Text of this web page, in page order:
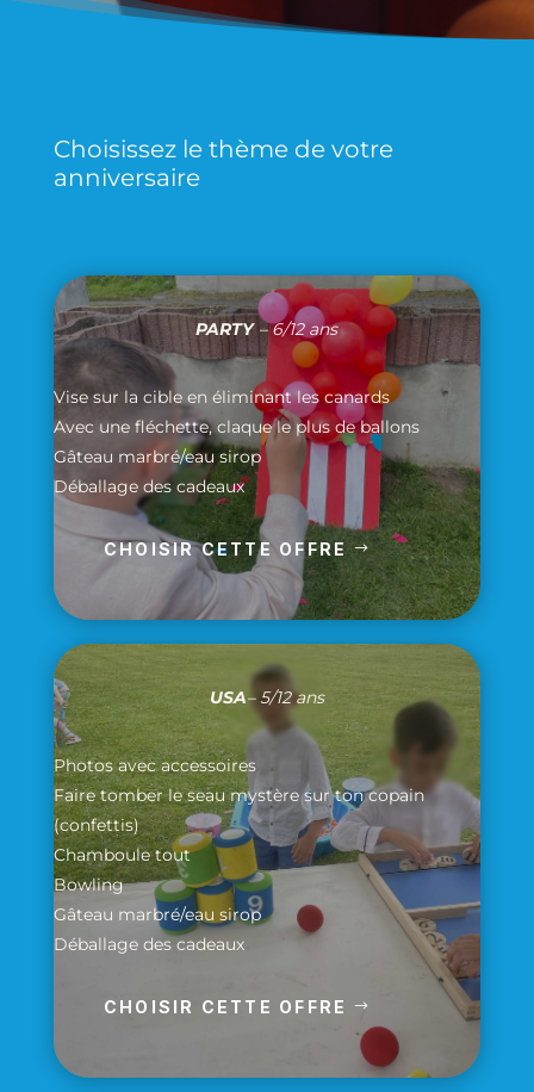
Choisissez le thème de votre
anniversaire
PARTY – 6/12 ans
Vise sur la cible en éliminant les canards
Avec une fléchette, claque le plus de ballons
Gâteau marbré/eau sirop
Déballage des cadeaux
CHOISIR CETTE OFFRE
USA– 5/12 ans
Photos avec accessoires
Faire tomber le seau mystère sur ton copain
(confettis)
Chamboule tout
Bowling
Gâteau marbré/eau sirop
Déballage des cadeaux
CHOISIR CETTE OFFRE